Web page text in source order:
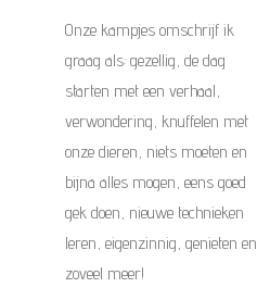
Onze kampjes omschrijf ik
graag als: gezellig, de dag
starten met een verhaal,
verwondering, knuffelen met
onze dieren, niets moeten en
bijna alles mogen, eens goed
gek doen, nieuwe technieken
leren, eigenzinnig, genieten en
zoveel meer!